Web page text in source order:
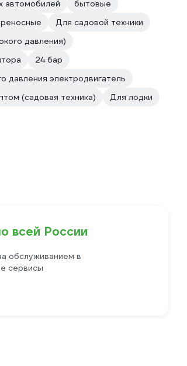
автомобилей
бытовые
Для садовой техники
давления)
24 бар
давления электродвигатель
(садовая техника)
Для лодки
всей России
обслуживанием в
сервисы